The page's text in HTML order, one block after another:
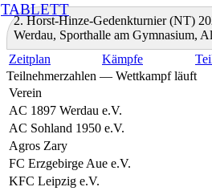
TABLETT
2. Horst-Hinze-Gedenkturnier (NT)
Werdau, Sporthalle am Gymnasium,
Zeitplan
Kämpfe
Teilnehmerzahlen — Wettkampf läuft
Verein
AC 1897 Werdau e.V.
AC Sohland 1950 e.V.
Agros Zary
FC Erzgebirge Aue e.V.
KFC Leipzig e.V.